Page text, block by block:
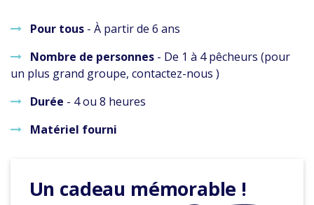
Pour tous - À partir de 6 ans
Nombre de personnes - De 1 à 4 pêcheurs (pour
un plus grand groupe, contactez-nous )
Durée - 4 ou 8 heures
Matériel fourni
Un cadeau mémorable !